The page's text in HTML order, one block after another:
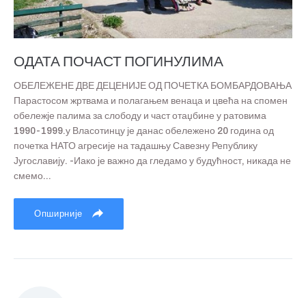
ОДАТА ПОЧАСТ ПОГИНУЛИМА
ОБЕЛЕЖЕНЕ ДВЕ ДЕЦЕНИЈЕ ОД ПОЧЕТКА БОМБАРДОВАЊА
Парастосом жртвама и полагањем венаца и цвећа на спомен
обележје палима за слободу и част отаџбине у ратовима
1990-1999.у Власотинцу је данас обележено 20 година од
почетка НАТО агресије на тадашњу Савезну Републику
Југославију. -Иако је важно да гледамо у будућност, никада не
смемо...
Опширније